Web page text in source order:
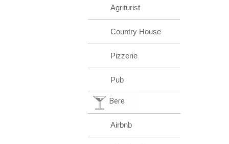
Agriturist
Country House
Pizzerie
Pub
Bere
Airbnb